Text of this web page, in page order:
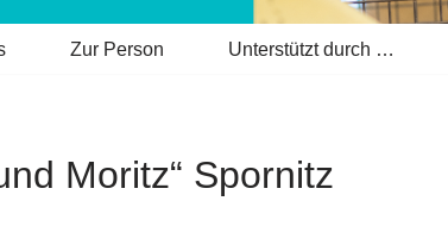
Zur Person Unterstützt durch …
Moritz“ Spornitz